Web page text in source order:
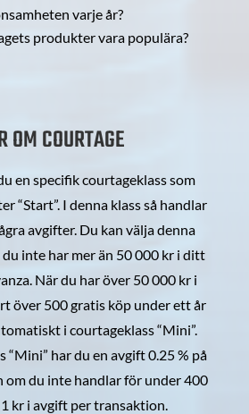
varje år?
produkter vara populära?
OM COURTAGE
en specifik courtageklass som
“Start”. I denna klass så handlar
avgifter. Du kan välja denna
inte har mer än 50 000 kr i ditt
När du har över 50 000 kr i
över 500 gratis köp under ett år
i courtageklass “Mini”.
“Mini” har du en avgift 0.25 % på
om du inte handlar för under 400
kr i avgift per transaktion.